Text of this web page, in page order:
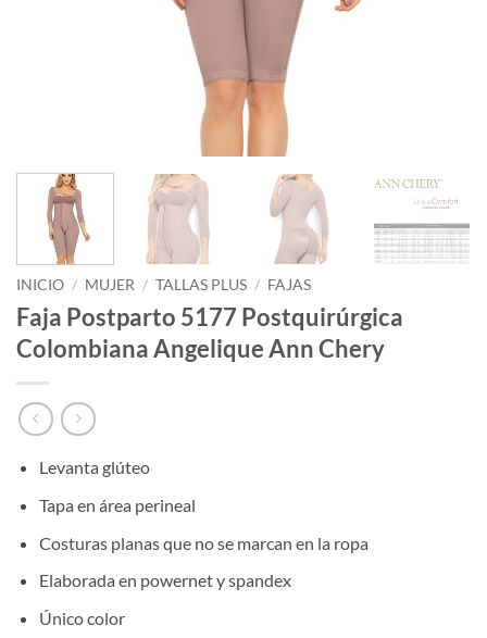
INICIO / MUJER / TALLAS PLUS / FAJAS
Faja Postparto 5177 Postquirúrgica
Colombiana Angelique Ann Chery
Levanta glúteo
Tapa en área perineal
Costuras planas que no se marcan en la ropa
Elaborada en powernet y spandex
Único color